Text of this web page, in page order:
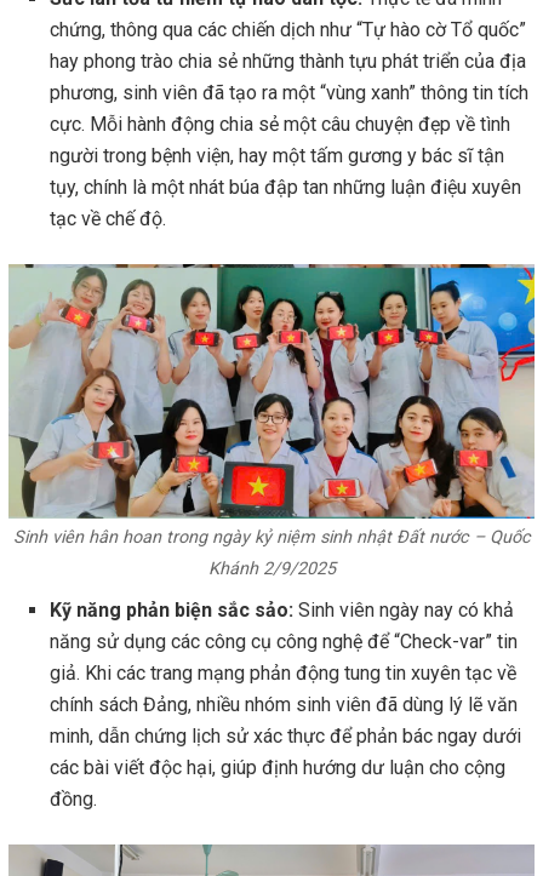
chứng, thông qua các chiến dịch như “Tự hào cờ Tổ quốc”
hay phong trào chia sẻ những thành tựu phát triển của địa
phương, sinh viên đã tạo ra một “vùng xanh” thông tin tích
cực. Mỗi hành động chia sẻ một câu chuyện đẹp về tình
người trong bệnh viện, hay một tấm gương y bác sĩ tận
tụy, chính là một nhát búa đập tan những luận điệu xuyên
tạc về chế độ.
Sinh viên hân hoan trong ngày kỷ niệm sinh nhật Đất nước – Quốc
Khánh 2/9/2025
Kỹ năng phản biện sắc sảo: Sinh viên ngày nay có khả
năng sử dụng các công cụ công nghệ để “Check-var” tin
giả. Khi các trang mạng phản động tung tin xuyên tạc về
chính sách Đảng, nhiều nhóm sinh viên đã dùng lý lẽ văn
minh, dẫn chứng lịch sử xác thực để phản bác ngay dưới
các bài viết độc hại, giúp định hướng dư luận cho cộng
đồng.